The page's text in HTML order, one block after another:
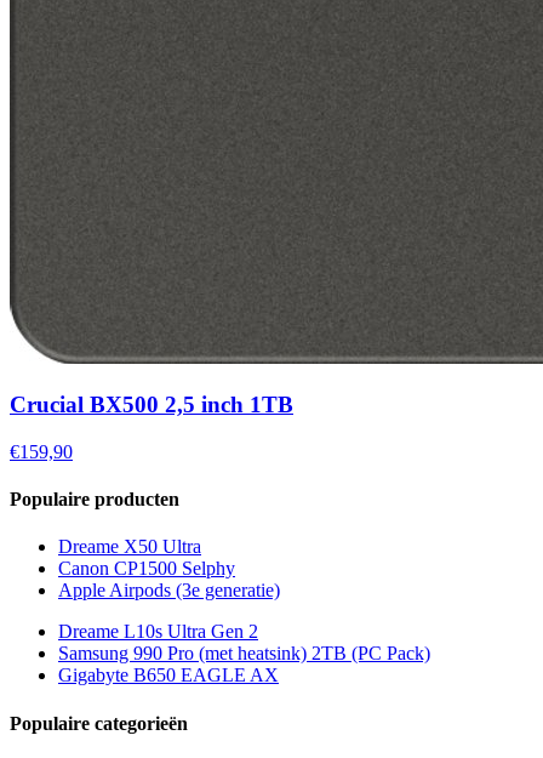
Crucial BX500 2,5 inch 1TB
€159,90
Populaire producten
Dreame X50 Ultra
Canon CP1500 Selphy
Apple Airpods (3e generatie)
Dreame L10s Ultra Gen 2
Samsung 990 Pro (met heatsink) 2TB (PC Pack)
Gigabyte B650 EAGLE AX
Populaire categorieën